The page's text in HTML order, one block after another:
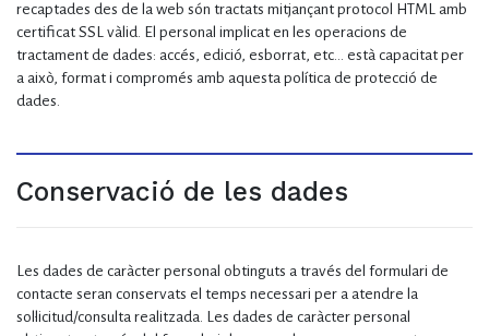
recaptades des de la web són tractats mitjançant protocol HTML amb
certificat SSL vàlid. El personal implicat en les operacions de
tractament de dades: accés, edició, esborrat, etc… està capacitat per
a això, format i compromés amb aquesta política de protecció de
dades.
Conservació de les dades
Les dades de caràcter personal obtinguts a través del formulari de
contacte seran conservats el temps necessari per a atendre la
sol·licitud/consulta realitzada. Les dades de caràcter personal